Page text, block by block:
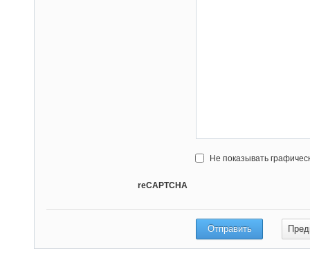
Не показывать
reCAPTCHA